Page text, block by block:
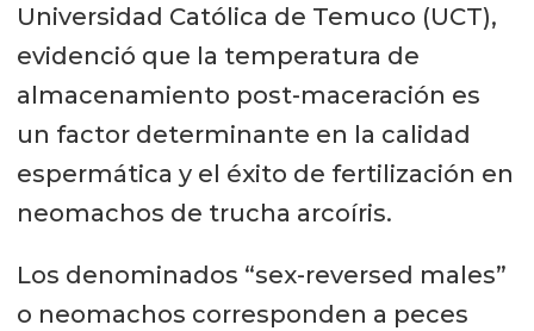
Universidad Católica de Temuco (UCT),
evidenció que la temperatura de
almacenamiento post-maceración es
un factor determinante en la calidad
espermática y el éxito de fertilización en
neomachos de trucha arcoíris.
Los denominados “sex-reversed males”
o neomachos corresponden a peces